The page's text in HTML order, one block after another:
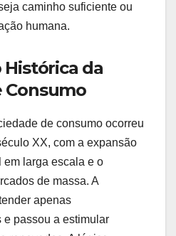
caminho suficiente ou
humana.
da
Consumo
de consumo ocorreu
XX, com a expansão
larga escala e o
de massa. A
apenas
passou a estimular